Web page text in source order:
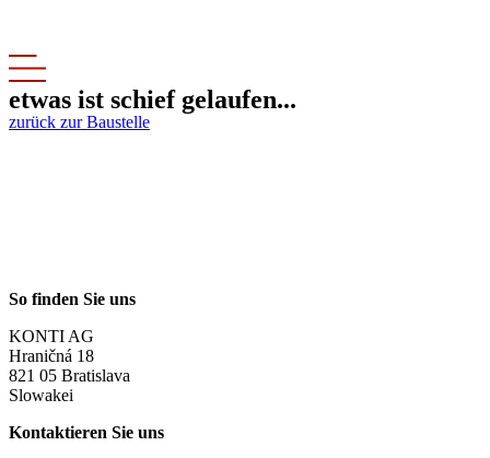
etwas ist schief gelaufen...
zurück zur Baustelle
So finden Sie uns
KONTI AG
Hraničná 18
821 05 Bratislava
Slowakei
Kontaktieren Sie uns